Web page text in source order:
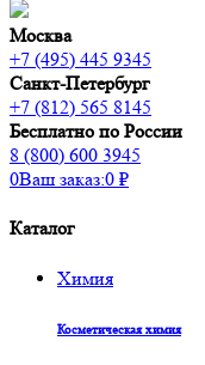
Москва
+7 (495) 445 9345
Санкт-Петербург
+7 (812) 565 8145
Бесплатно по России
8 (800) 600 3945
0Ваш заказ:0 ₽
Каталог
Химия
Косметическая химия